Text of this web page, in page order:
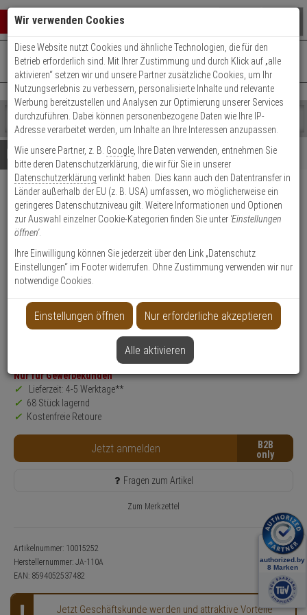
Warenkorb schließen
0 ARTIKEL IM WARENKORB
Ihr Warenkorb ist momentan leer.
Ergebnisse ()
Fertig
Shop
durchsuchen
Bitte
geben
Sie
mindestens
Zeichen
ein,
um
Suche
Es
wurde
noch
Kategorien
Suche
gestartet
+49 (0)821 899 493-0Mo. - Do.: 8:00 - 16:30 | Fr.: 8:00 - 14:00 Uhr
Kontaktservice nutzen
Details Beratung
Jablotron JA-110A Bus-
Sirene für Innenräume
Produktmerkmale
Datenblatt drucken
Produktinformationen
Konfigurations- & Installations-Service nutzen!
Nur für Gewerbekunden
Lieferzeit: 4-5 Werktage**
68 Stück lagernd
Kostenfreie Retoure
Jetzt anmelden B2B
Fragen zum Artikel
Zum Merkzettel
Artikelnummer: 10015252
Herstellernummer: JA-110A
EAN: 8594052537482
Jetzt Geschäftskunde werden und attraktive Vorteile
Wir verwenden Cookies
Diese Website nutzt Cookies und ähnliche Technologien, die für den
Betrieb erforderlich sind. Mit Ihrer Zustimmung und durch Klick auf „alle
aktivieren“ setzen wir und unsere Partner zusätzliche Cookies, um Ihr
Nutzungserlebnis zu verbessern, personalisierte Inhalte und relevante
Werbung bereitzustellen und Analysen zur Optimierung unserer Services
durchzuführen. Dabei können personenbezogene Daten wie Ihre IP-
Adresse verarbeitet werden, um Inhalte an Ihre Interessen anzupassen.
Wie unsere Partner, z. B. Google , Ihre Daten verwenden, entnehmen Sie
bitte deren Datenschutzerklärung, die wir für Sie in unserer
Datenschutzerklärung verlinkt haben. Dies kann auch den Datentransfer in
Länder außerhalb der EU (z. B. USA) umfassen, wo möglicherweise ein
geringeres Datenschutzniveau gilt. Weitere Informationen und Optionen
zur Auswahl einzelner Cookie-Kategorien finden Sie unter 'Einstellungen
öffnen'.
Ihre Einwilligung können Sie jederzeit über den Link „Datenschutz
Einstellungen“ im Footer widerrufen. Ohne Zustimmung verwenden wir nur
notwendige Cookies.
Einstellungen öffnen Nur erforderliche akzeptieren
Alle aktivieren